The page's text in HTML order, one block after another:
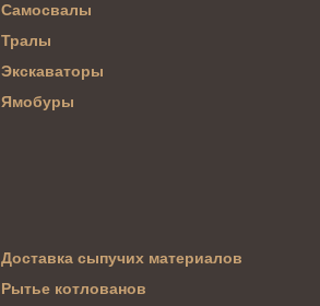
Самосвалы
Тралы
Экскаваторы
Ямобуры
Доставка сыпучих материалов
Рытье котлованов